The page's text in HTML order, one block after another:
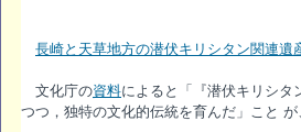
長崎と天草地方の潜伏キリシタン関連遺
文化庁の資料によると「『潜伏キリシタ
つつ，独特の文化的伝統を育んだ」こと